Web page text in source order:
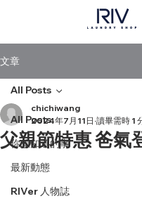
文章
All Posts
你想知道的事
最新動態
RIVer 人物誌
All Posts
父親節特惠 爸氣
chichiwang
2024年7月11日 讀畢需時 1